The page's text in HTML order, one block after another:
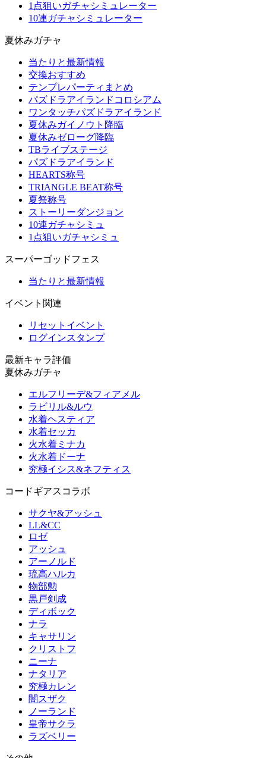
1点狙いガチャシミュレーター
10連ガチャシミュレーター
夏休みガチャ
当たりと最新情報
交換おすすめ
テンプレパーティまとめ
パズドラアイランドコロシアム
ワンタッチパズドラアイランド
夏休みガイノウト降臨
夏休みゼローグ降臨
TBライブステージ
パズドラアイランド
HEARTS称号
TRIANGLE BEAT称号
夏祭称号
ストーリーダンジョン
10連ガチャシミュ
1点狙いガチャシミュ
スーパーゴッドフェス
当たりと最新情報
イベント関連
リセットイベント
ログインスタンプ
最新キャラ評価
夏休みガチャ
エルフリーデ&フィアメル
ラビリル&ルウ
水着ヘスティア
水着セッカ
火水着ミナカ
火水着ドーナ
究極イシス&ネフティス
コードギアスコラボ
サクヤ&アッシュ
LL&CC
ロゼ
アッシュ
アーノルド
琉高ハルカ
物部勲
黒戸剣成
ディボック
ナラ
キャサリン
クリストフ
ニーナ
ナタリア
究極カレン
闇スザク
ノーランド
皇帝サクラ
ラズベリー